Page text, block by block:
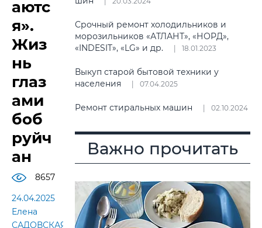
аютс
я».
Жиз
нь
глаз
ами
боб
руйч
ан
8657
24.04.2025
Елена
САДОВСКАЯ.
Срочный ремонт холодильников и
морозильников «АТЛАНТ», «НОРД»,
«INDESIT», «LG» и др.
18.01.2023
Выкуп старой бытовой техники у
населения
07.04.2025
Ремонт стиральных машин 02.10.2024
Важно прочитать